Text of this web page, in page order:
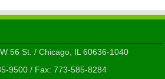
56 St. / Chicago, IL 60636-1040
9500 / Fax: 773-585-8284